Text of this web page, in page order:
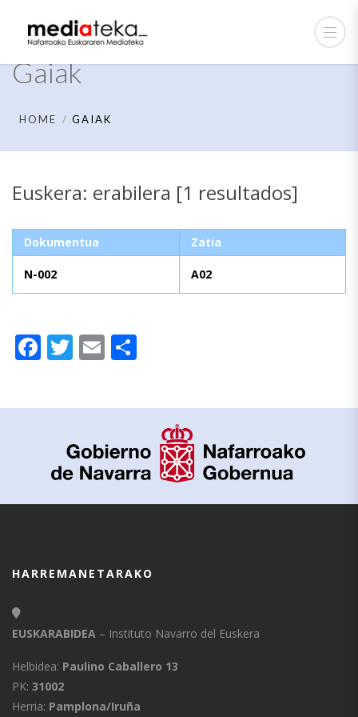
Gaiak
HOME GAIAK
Euskera: erabilera [1 resultados]
Dokumentua Zatia
N-002 A02
Facebook
Twitter
Email
HARREMANETARAKO
EUSKARABIDEA – Instituto Navarro del Euskera
Helbidea: Paulino Caballero 13
PK: 31002
Herria: Pamplona/Iruña